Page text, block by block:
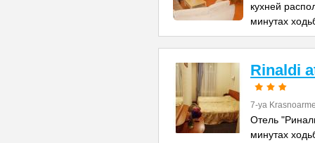
кухней
минутах
Rinaldi
7-ya
Отель
минутах